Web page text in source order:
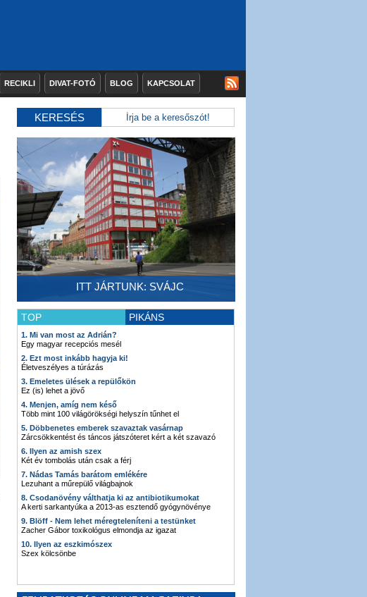
RECIKLI DIVAT-FOTÓ BLOG KAPCSOLAT
KERESÉS
ITT JÁRTUNK: SVÁJC
TOP PIKÁNS
1. Mi van most az Adrián?
Egy magyar recepciós mesél
2. Ezt most inkább hagyja ki!
Életveszélyes a túrázás
3. Emeletes ülések a repülőkön
Ez (is) lehet a jövő
4. Menjen, amíg nem késő
Több mint 100 világörökségi helyszín tűnhet el
5. Döbbenetes emberek szavaztak vasárnap
Zárcsökkentést és táncos játszóteret kért a két szavazó
6. Ilyen az amish szex
Két év tombolás után csak a férj
7. Nádas Tamás barátom emlékére
Lezuhant a műrepülő világbajnok
8. Csodanövény válthatja ki az antibiotikumokat
A kerti sarkantyúka a 2013-as esztendő gyógynövénye
9. Blöff - Nem lehet méregteleníteni a testünket
Zacher Gábor toxikológus elmondja az igazat
10. Ilyen az eszkimószex
Szex kölcsönbe